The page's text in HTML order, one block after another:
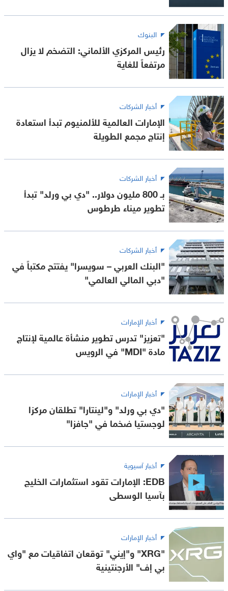
البنوك
رئيس المركزي الألماني: التضخم لا يزال
مرتفعاً للغاية
أخبار الشركات
الإمارات العالمية للألمنيوم تبدأ استعادة
إنتاج مجمع الطويلة
أخبار الشركات
بـ 800 مليون دولار.. "دي بي ورلد" تبدأ
تطوير ميناء طرطوس
أخبار الشركات
"البنك العربي – سويسرا" يفتتح مكتباً في
"دبي المالي العالمي"
أخبار الإمارات
"تعزيز" تدرس تطوير منشأة عالمية لإنتاج
مادة "MDI" في الرويس
أخبار الإمارات
"دي بي ورلد" و"لينتارا" تطلقان مركزا
لوجستيا ضخما في "جافزا"
أخبار آسيوية
EDB: الإمارات تقود استثمارات الخليج
بآسيا الوسطى
أخبار الإمارات
"XRG" و"إيني" توقعان اتفاقيات مع "واي
بي إف" الأرجنتينية